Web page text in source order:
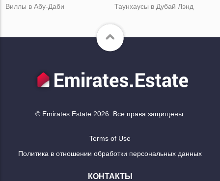
Виллы в Абу-Даби
Таунхаусы в Дубай Лэнд
© Emirates.Estate 2026. Все права защищены.
Terms of Use
Политика в отношении обработки персональных данных
КОНТАКТЫ